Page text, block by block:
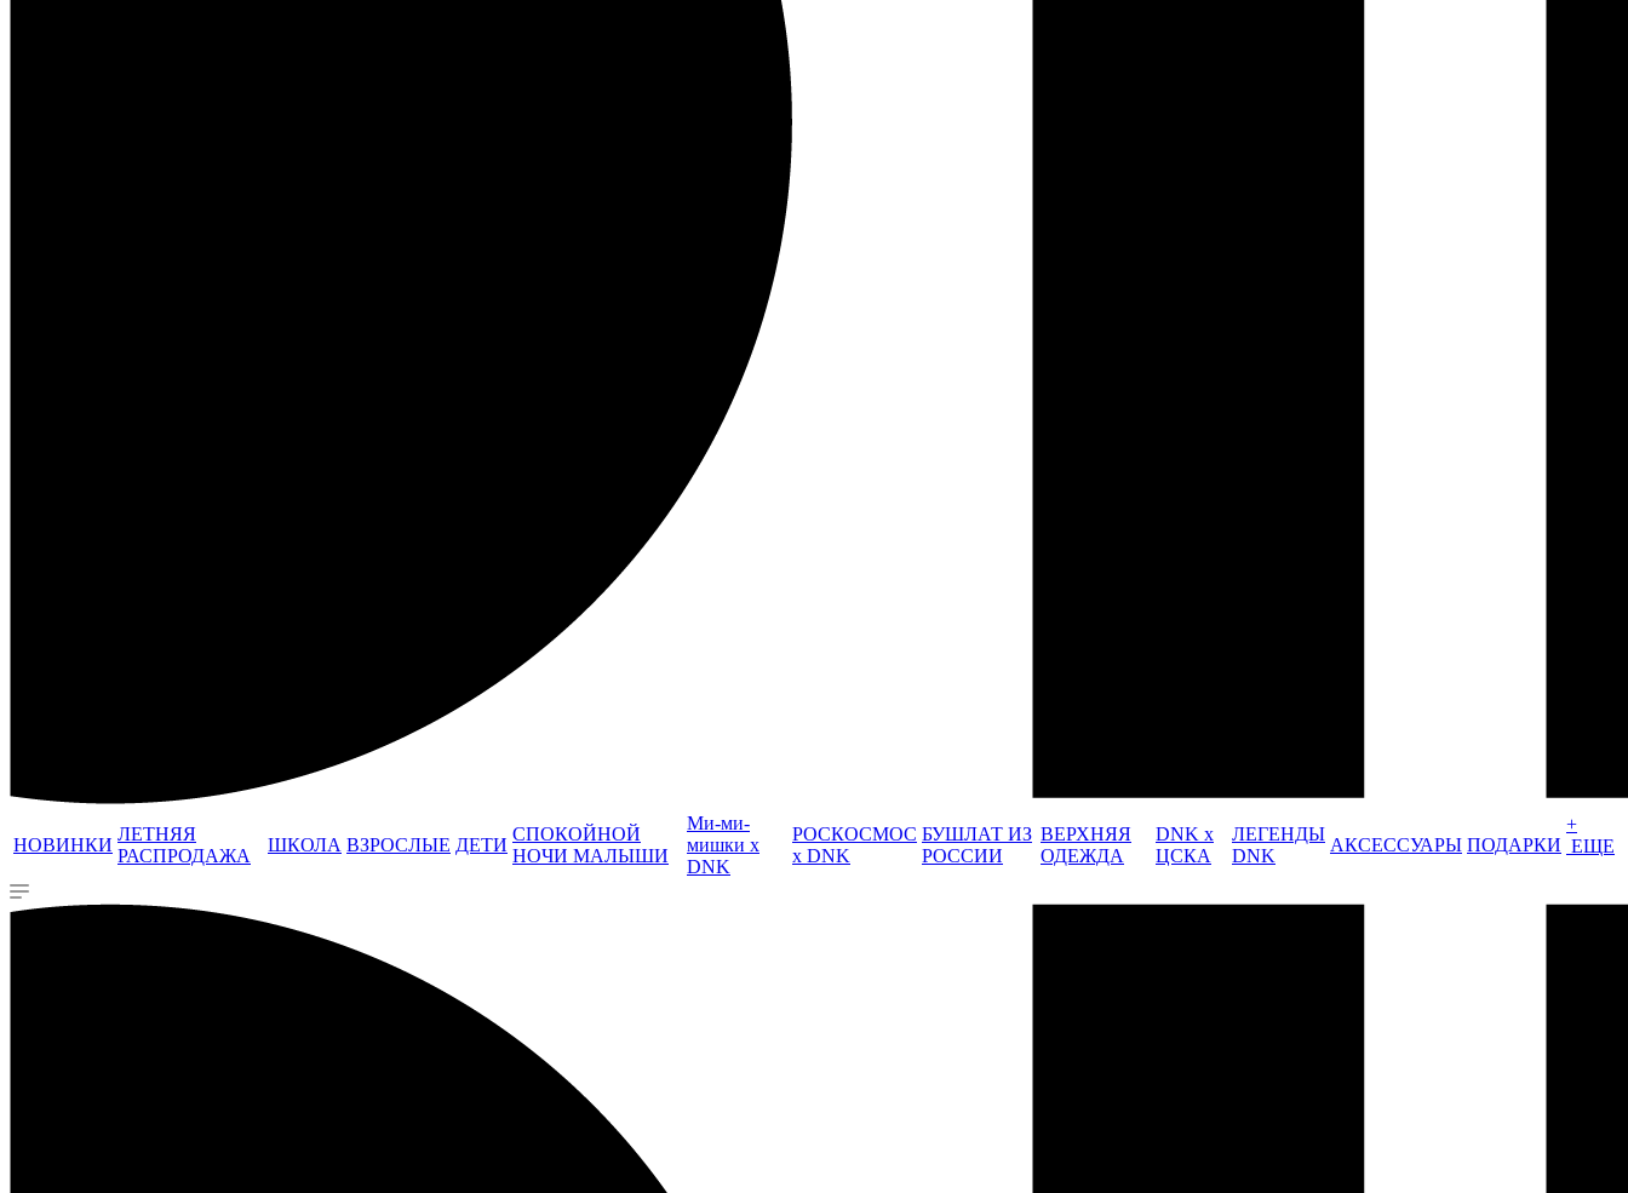
НОВИНКИ
ЛЕТНЯЯ
РАСПРОДАЖА
ШКОЛА ВЗРОСЛЫЕ ДЕТИ
СПОКОЙНОЙ
НОЧИ МАЛЫШИ
Ми-ми-
мишки x
DNK
РОСКОСМОС
x DNK
БУШЛАТ ИЗ
РОССИИ
ВЕРХНЯЯ
ОДЕЖДА
DNK x
ЦСКА
ЛЕГЕНДЫ
DNK
АКСЕССУАРЫ ПОДАРКИ
+
ЕЩЕ